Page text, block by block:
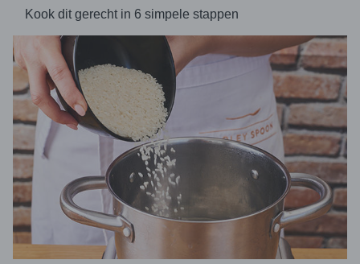
Kook dit gerecht in 6 simpele stappen